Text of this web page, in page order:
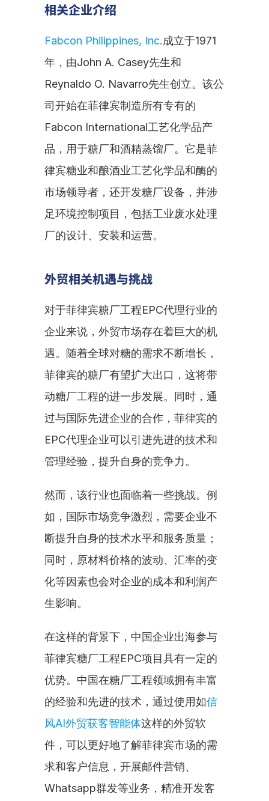
相关企业介绍
Fabcon Philippines, Inc.成立于1971
年，由John A. Casey先生和
Reynaldo O. Navarro先生创立。该公
司开始在菲律宾制造所有专有的
Fabcon International工艺化学品产
品，用于糖厂和酒精蒸馏厂。它是菲
律宾糖业和酿酒业工艺化学品和酶的
市场领导者，还开发糖厂设备，并涉
足环境控制项目，包括工业废水处理
厂的设计、安装和运营。
外贸相关机遇与挑战
对于菲律宾糖厂工程EPC代理行业的
企业来说，外贸市场存在着巨大的机
遇。随着全球对糖的需求不断增长，
菲律宾的糖厂有望扩大出口，这将带
动糖厂工程的进一步发展。同时，通
过与国际先进企业的合作，菲律宾的
EPC代理企业可以引进先进的技术和
管理经验，提升自身的竞争力。
然而，该行业也面临着一些挑战。例
如，国际市场竞争激烈，需要企业不
断提升自身的技术水平和服务质量；
同时，原材料价格的波动、汇率的变
化等因素也会对企业的成本和利润产
生影响。
在这样的背景下，中国企业出海参与
菲律宾糖厂工程EPC项目具有一定的
优势。中国在糖厂工程领域拥有丰富
的经验和先进的技术，通过使用如信
风AI外贸获客智能体这样的外贸软
件，可以更好地了解菲律宾市场的需
求和客户信息，开展邮件营销、
Whatsapp群发等业务，精准开发客